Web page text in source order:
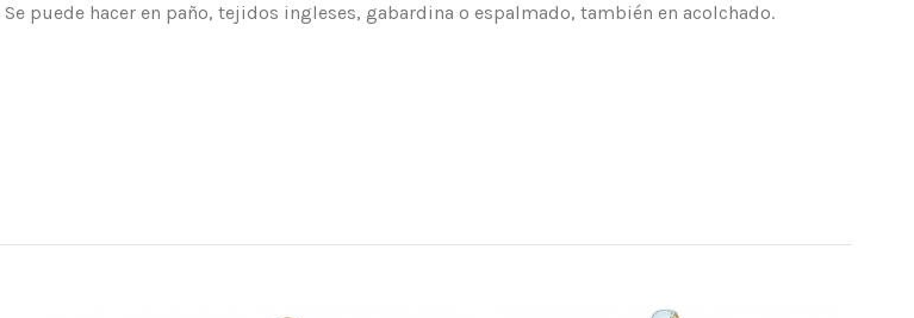
Se puede hacer en paño, tejidos ingleses, gabardina o espalmado, también en acolchado.